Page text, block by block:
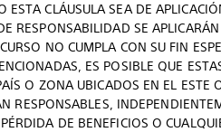
CLÁUSULA SEA DE
RESPONSABILIDAD SE
NO CUMPLA CON SU FIN
ES POSIBLE QUE
O ZONA UBICADOS EN EL ESTE
RESPONSABLES,
DE BENEFICIOS O